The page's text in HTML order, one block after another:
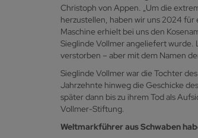
Christoph von Appen. „Um die
herzustellen, haben wir uns 2024
Maschine erhielt bei uns den
Sieglinde Vollmer angeliefert wurde.
verstorben – aber mit dem Namen
Sieglinde Vollmer war die Tochter
Jahrzehnte hinweg die Geschicke
später dann bis zu ihrem Tod als
Vollmer-Stiftung.
Weltmarkführer aus Schwaben